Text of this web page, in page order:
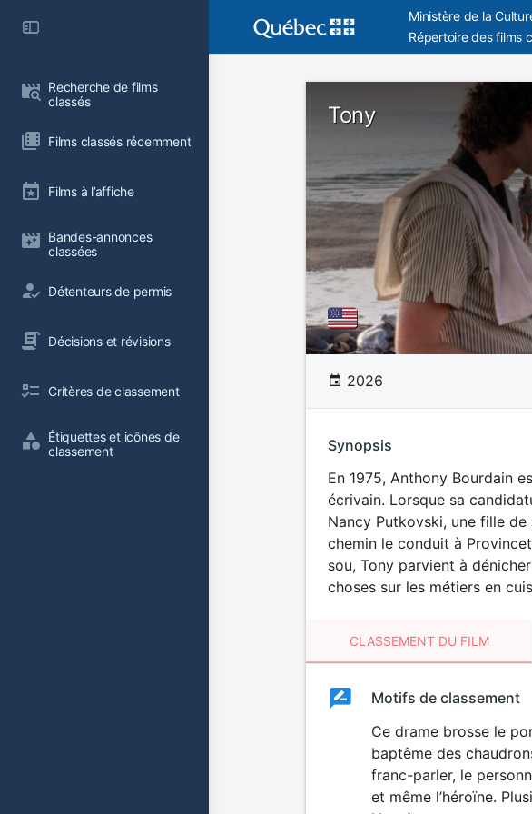
Recherche de films
classés
Films classés récemment
Films à l’affiche
Bandes-annonces
classées
Détenteurs de permis
Décisions et révisions
Critères de classement
Étiquettes et icônes de
classement
Ministère de la
Répertoire des films
Tony
2026
Synopsis
En 1975, Anthony Bourdain
écrivain. Lorsque sa
Nancy Putkovski, une fille
chemin le conduit à
sou, Tony parvient à
choses sur les métiers en
CLASSEMENT DU FILM
ClassementClassement
Motifs de classement
Ce drame brosse le
baptême des
franc-parler, le
et même l’héroïne.